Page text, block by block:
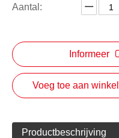
Aantal:
Informeer
Voeg toe aan
Productbeschrijving